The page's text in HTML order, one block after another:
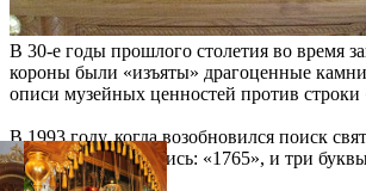
В 30-е годы прошлого столетия во время
короны были «изъяты» драгоценные
описи музейных ценностей против
В 1993 году, когда возобновился поиск
уголке иконы надпись: «1765», и три